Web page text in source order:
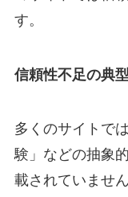
す。
信頼性不足の典
多くのサイトで
験」などの抽象
載されていませ